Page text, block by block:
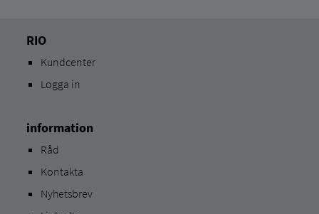
RIO
Kundcenter
Logga in
information
Råd
Kontakta
Nyhetsbrev